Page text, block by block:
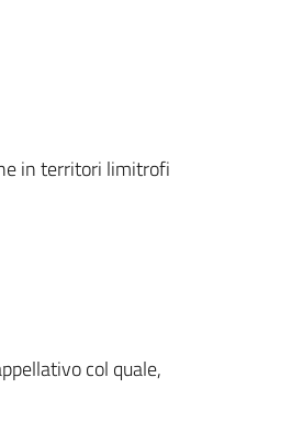
in territori limitrofi
col quale,